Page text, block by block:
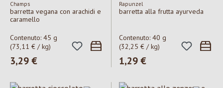
Champs
barretta vegana con arachidi e
caramello
Contenuto: 45 g
(73,11 € / kg)
Prezzo normale:
3,29 €
Rapunzel
barretta alla frutta ayurveda
Contenuto: 40 g
(32,25 € / kg)
Prezzo normale:
1,29 €